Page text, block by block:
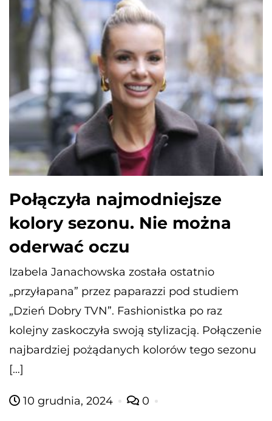
Połączyła najmodniejsze
kolory sezonu. Nie można
oderwać oczu
Izabela Janachowska została ostatnio
„przyłapana” przez paparazzi pod studiem
„Dzień Dobry TVN”. Fashionistka po raz
kolejny zaskoczyła swoją stylizacją. Połączenie
najbardziej pożądanych kolorów tego sezonu
[…]
10 grudnia, 2024 0